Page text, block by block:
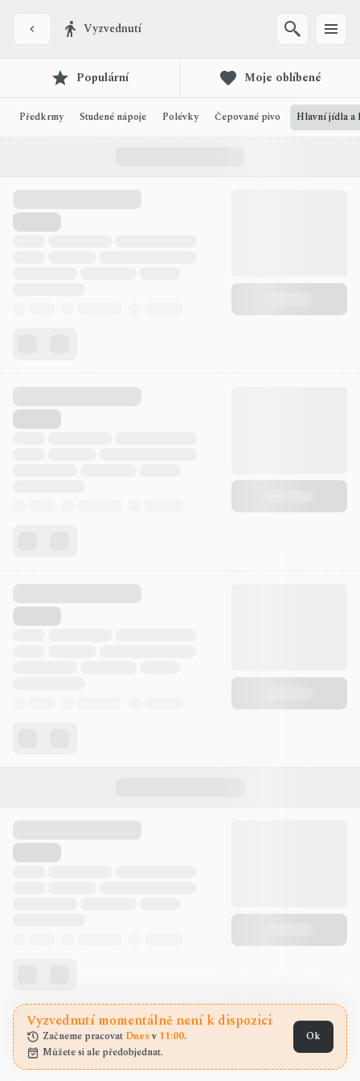
Vyzvednutí
Populární Moje oblíbené
Předkrmy Studené nápoje Polévky Čepované pivo Hlavní jídla a
Vyzvednutí momentálně není k dispozici
Začneme pracovat Dnes v 11:00.
Můžete si ale předobjednat.
Ok